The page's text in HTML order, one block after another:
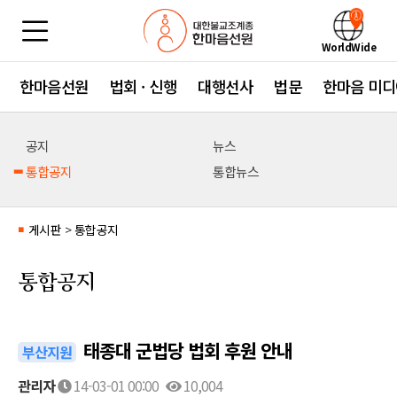
WorldWide
한마음선원 법회 · 신행 대행선사 법문 한마음 미
공지
뉴스
통합공지
통합뉴스
■ 게시판 > 통합공지
통합공지
부산지원 태종대 군법당 법회 후원 안내
관리자 14-03-01 00:00 10,004